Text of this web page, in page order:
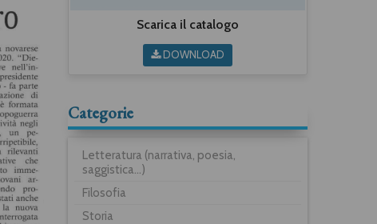
Scarica il catalogo
DOWNLOAD
Categorie
Letteratura (narrativa, poesia,
saggistica...)
Filosofia
Storia